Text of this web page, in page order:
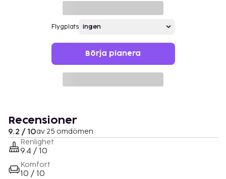
Flygplats
Börja planera
Recensioner
9.2 / 10av 25 omdömen
Renlighet
9.4 / 10
Komfort
10 / 10